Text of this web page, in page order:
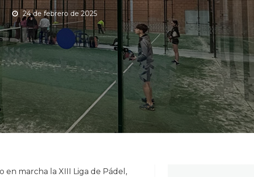
24 de febrero de 2025
marcha la XIII Liga de Pádel,